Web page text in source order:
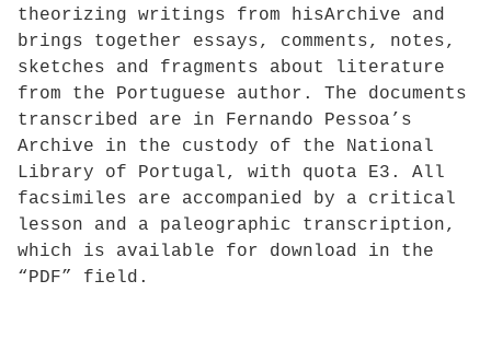
theorizing writings from hisArchive and
brings together essays, comments, notes,
sketches and fragments about literature
from the Portuguese author. The documents
transcribed are in Fernando Pessoa’s
Archive in the custody of the National
Library of Portugal, with quota E3. All
facsimiles are accompanied by a critical
lesson and a paleographic transcription,
which is available for download in the
“PDF” field.